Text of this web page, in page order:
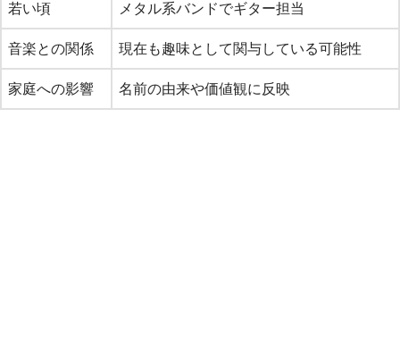
若い頃 メタル系バンドでギター担当
音楽との関係 現在も趣味として関与している可能性
家庭への影響 名前の由来や価値観に反映